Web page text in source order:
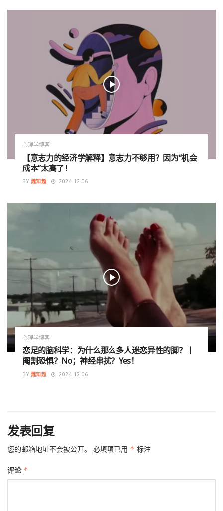
心理学博客
【意志力的经济学解释】意志力不够用？因为“机会
成本”太高了！
BY 魏知超 2024-12-06
心理学博客
恋足的脑科学：为什么那么多人迷恋异性的脚？丨
阉割恐惧？No；神经串扰？Yes！
BY 魏知超 2024-12-06
发表回复
您的邮箱地址不会被公开。 必填项已用 * 标注
评论 *